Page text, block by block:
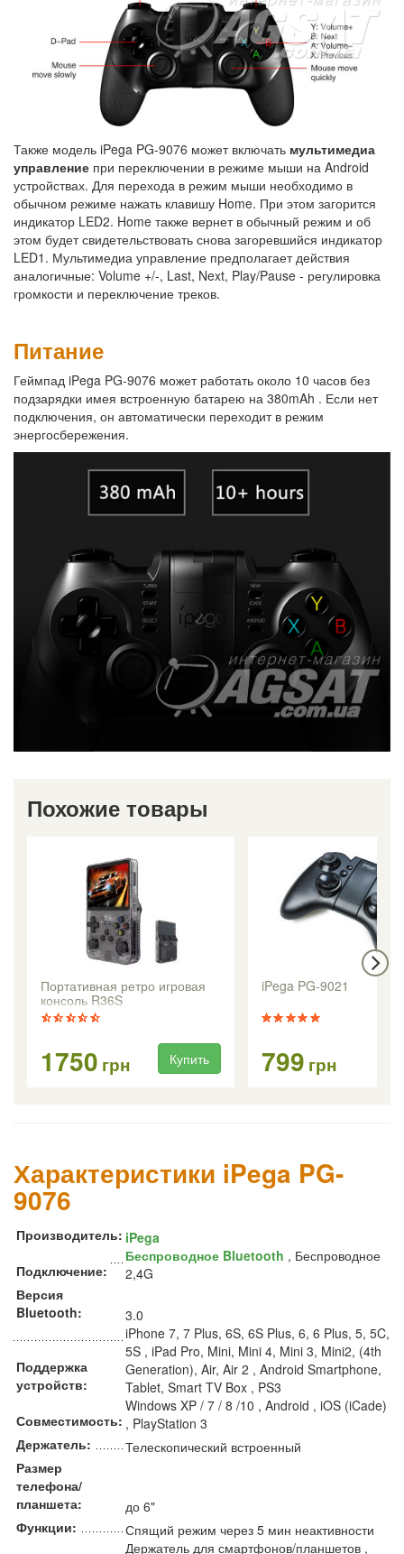
Также модель iPega PG-9076 может включать мультимедиа
управление при переключении в режиме мыши на Android
устройствах. Для перехода в режим мыши необходимо в
обычном режиме нажать клавишу Home. При этом загорится
индикатор LED2. Home также вернет в обычный режим и об
этом будет свидетельствовать снова загоревшийся индикатор
LED1. Мультимедиа управление предполагает действия
аналогичные: Volume +/-, Last, Next, Play/Pause - регулировка
громкости и переключение треков.
Питание
Геймпад iPega PG-9076 может работать около 10 часов без
подзарядки имея встроенную батарею на 380mAh . Если нет
подключения, он автоматически переходит в режим
энергосбережения.
Похожие товары
Портативная ретро игровая
консоль R36S
1750 грн Купить
iPega PG-9021
799 грн
Характеристики iPega PG-
9076
Производитель: iPega
Подключение:
Беспроводное Bluetooth , Беспроводное
2,4G
Версия
Bluetooth:
3.0
Поддержка
устройств:
iPhone 7, 7 Plus, 6S, 6S Plus, 6, 6 Plus, 5, 5C,
5S , iPad Pro, Mini, Mini 4, Mini 3, Mini2, (4th
Generation), Air, Air 2 , Android Smartphone,
Tablet, Smart TV Box , PS3
Совместимость:
Windows XP / 7 / 8 /10 , Android , iOS (iCade)
, PlayStation 3
Держатель:
Телескопический встроенный
Размер
телефона/
планшета:
до 6"
Функции:
Спящий режим через 5 мин неактивности
Держатель для смартфонов/планшетов ,